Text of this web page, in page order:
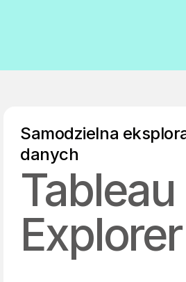
Samodzielna
danych
Tableau
Explorer